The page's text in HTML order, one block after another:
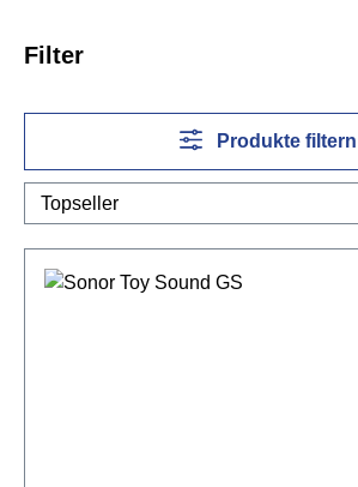
Filter
Produkte filtern